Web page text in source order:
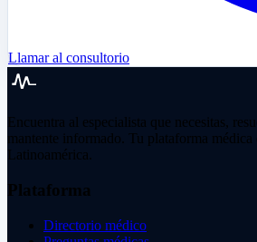
Llamar al consultorio
Encuentra al especialista que necesitas,
mantente informado. Tu plataforma
Latinoamérica.
Plataforma
Directorio médico